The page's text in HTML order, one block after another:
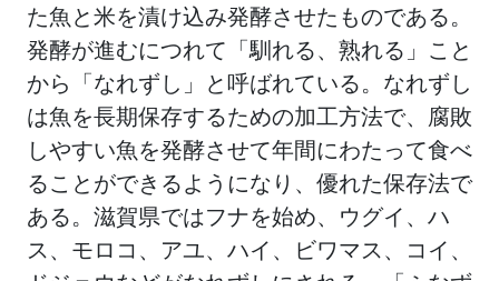
た魚と米を漬け込み発酵させたものである。
発酵が進むにつれて「馴れる、熟れる」こと
から「なれずし」と呼ばれている。なれずし
は魚を長期保存するための加工方法で、腐敗
しやすい魚を発酵させて年間にわたって食べ
ることができるようになり、優れた保存法で
ある。滋賀県ではフナを始め、ウグイ、ハ
ス、モロコ、アユ、ハイ、ビワマス、コイ、